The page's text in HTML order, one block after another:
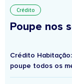
Crédito
Poupe nos
Crédito
poupe todos os